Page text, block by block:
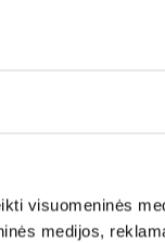
visuomeninės
medijos,